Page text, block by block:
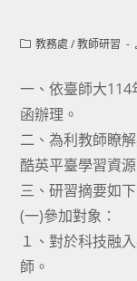
Post教務處 / 教師研習
一、依臺師大
函辦理。
二、為利教師瞭
酷英平臺學習資
三、研習摘要如
(一)參加對象：
１、對於科技融
師。